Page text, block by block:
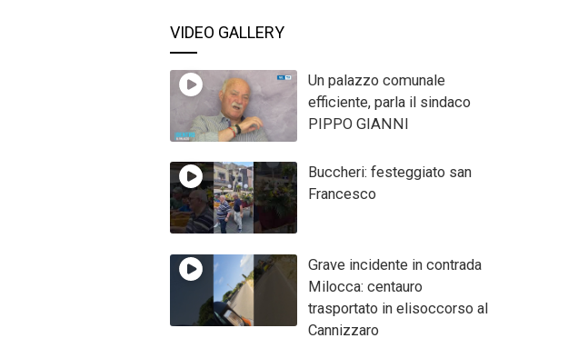
VIDEO GALLERY
Un palazzo comunale
efficiente, parla il sindaco
PIPPO GIANNI
Buccheri: festeggiato san
Francesco
Grave incidente in contrada
Milocca: centauro
trasportato in elisoccorso al
Cannizzaro